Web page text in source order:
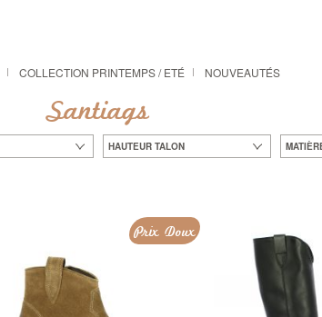
COLLECTION PRINTEMPS / ETÉ NOUVEAUTÉS
Santiags
HAUTEUR TALON
Prix Doux